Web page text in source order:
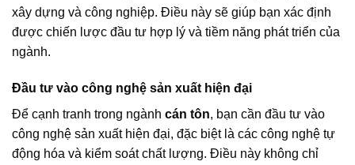
xây dựng và công nghiệp. Điều này sẽ giúp bạn xác định
được chiến lược đầu tư hợp lý và tiềm năng phát triển của
ngành.
Đầu tư vào công nghệ sản xuất hiện đại
Để cạnh tranh trong ngành cán tôn, bạn cần đầu tư vào
công nghệ sản xuất hiện đại, đặc biệt là các công nghệ tự
động hóa và kiểm soát chất lượng. Điều này không chỉ